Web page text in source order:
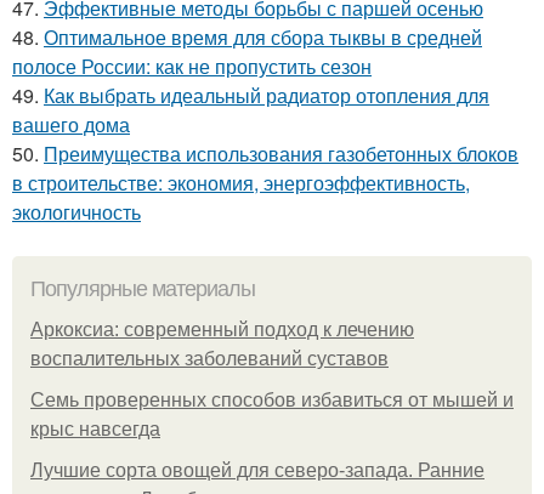
47. Эффективные методы борьбы с паршей осенью
48. Оптимальное время для сбора тыквы в средней
полосе России: как не пропустить сезон
49. Как выбрать идеальный радиатор отопления для
вашего дома
50. Преимущества использования газобетонных блоков
в строительстве: экономия, энергоэффективность,
экологичность
Популярные материалы
Аркоксиа: современный подход к лечению
воспалительных заболеваний суставов
Семь проверенных способов избавиться от мышей и
крыс навсегда
Лучшие сорта овощей для северо-запада. Ранние